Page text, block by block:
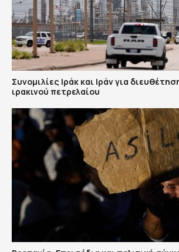
Συνομιλίες Ιράκ και Ιράν για
ιρακινού πετρελαίου